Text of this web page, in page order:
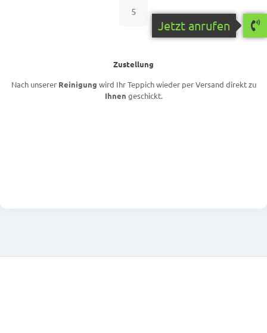
5
Zustellung
Nach unserer Reinigung wird Ihr Teppich wieder per Versand direkt zu
Ihnen geschickt.
Jetzt anrufen